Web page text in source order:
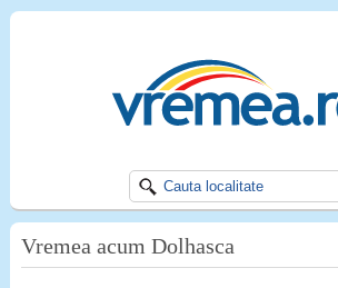
Vremea acum Dolhasca